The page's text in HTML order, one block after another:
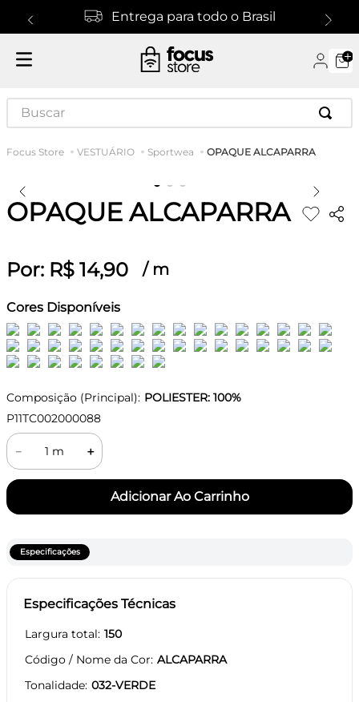
Entrega para todo o Brasil
Buscar
VESTUÁRIO Sportwea OPAQUE ALCAPARRA
OPAQUE ALCAPARRA
Por: R$ 14,90 / m
Cores Disponíveis
Composição (Principal): POLIESTER: 100%
P11TC002000088
＋
－
Especificações
Especificações Técnicas
Largura total 150
Código / Nome da Cor ALCAPARRA
Tonalidade 032-VERDE